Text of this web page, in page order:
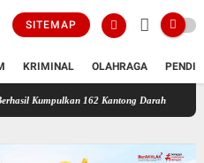
SITEMAP
KRIMINAL OLAHRAGA
Kumpulkan 162 Kantong Darah Bantuan